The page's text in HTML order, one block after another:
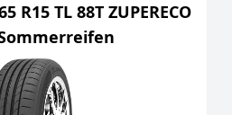
R15 TL 88T ZUPERECO
Sommerreifen